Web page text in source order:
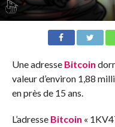
Une adresse Bitcoin
valeur d’environ 1,88
en près de 15 ans.
L’adresse Bitcoin «